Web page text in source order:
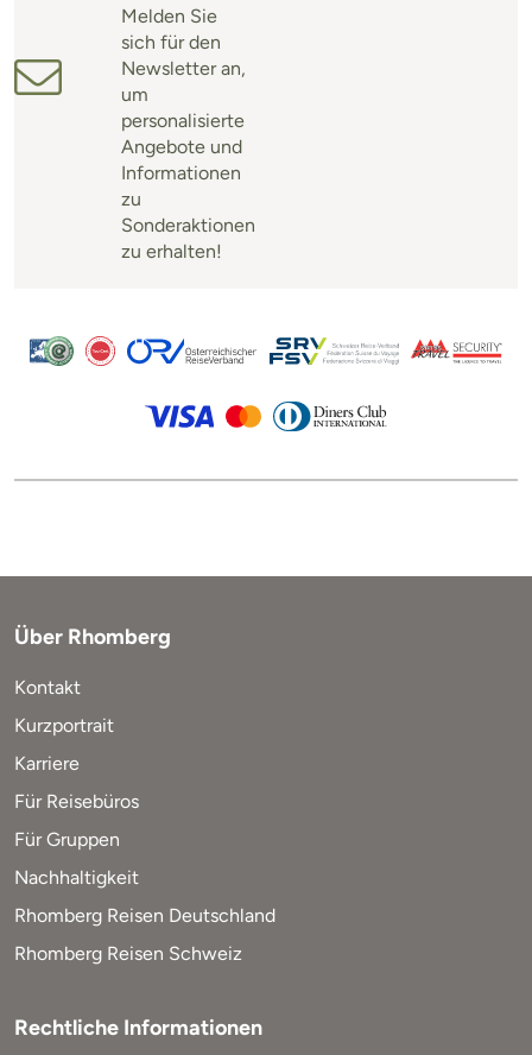
Melden Sie
sich für den
Newsletter an,
um
personalisierte
Angebote und
Informationen
zu
Sonderaktionen
zu erhalten!
Über Rhomberg
Kontakt
Kurzportrait
Karriere
Für Reisebüros
Für Gruppen
Nachhaltigkeit
Rhomberg Reisen Deutschland
Rhomberg Reisen Schweiz
Rechtliche Informationen